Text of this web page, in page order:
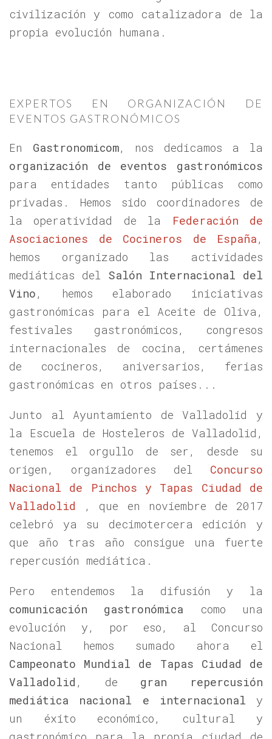
civilización y como catalizadora de la
propia evolución humana.
EXPERTOS EN ORGANIZACIÓN DE
EVENTOS GASTRONÓMICOS
En Gastronomicom, nos dedicamos a la
organización de eventos gastronómicos
para entidades tanto públicas como
privadas. Hemos sido coordinadores de
la operatividad de la Federación de
Asociaciones de Cocineros de España ,
hemos organizado las actividades
mediáticas del Salón Internacional del
Vino , hemos elaborado iniciativas
gastronómicas para el Aceite de Oliva,
festivales gastronómicos, congresos
internacionales de cocina, certámenes
de cocineros, aniversarios, ferias
gastronómicas en otros países...
Junto al Ayuntamiento de Valladolid y
la Escuela de Hosteleros de Valladolid,
tenemos el orgullo de ser, desde su
origen, organizadores del Concurso
Nacional de Pinchos y Tapas Ciudad de
Valladolid , que en noviembre de 2017
celebró ya su decimotercera edición y
que año tras año consigue una fuerte
repercusión mediática.
Pero entendemos la difusión y la
comunicación gastronómica como una
evolución y, por eso, al Concurso
Nacional hemos sumado ahora el
Campeonato Mundial de Tapas Ciudad de
Valladolid , de gran repercusión
mediática nacional e internacional y
un éxito económico, cultural y